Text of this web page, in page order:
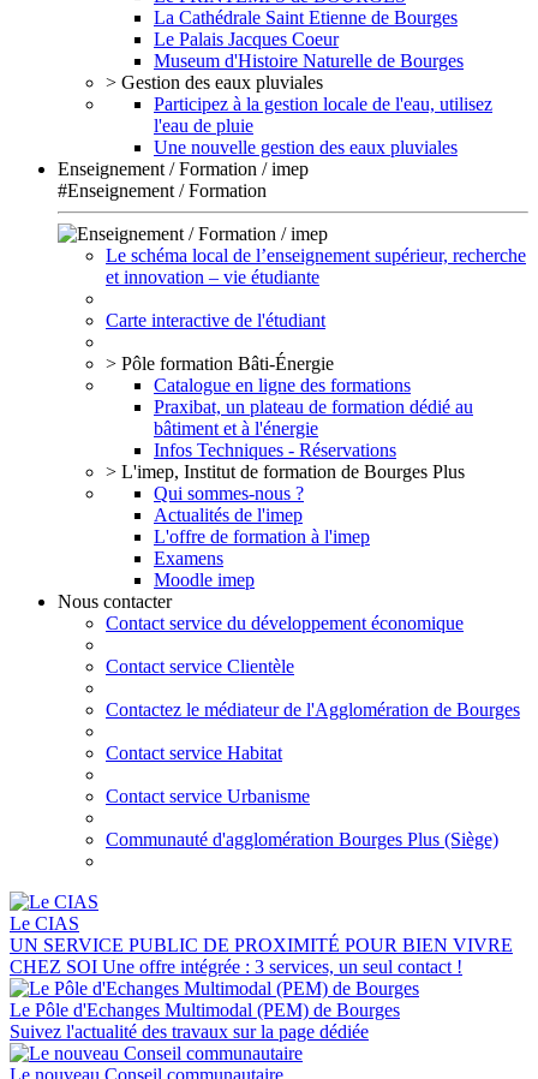
La Cathédrale Saint Etienne de Bourges
Le Palais Jacques Coeur
Museum d'Histoire Naturelle de Bourges
> Gestion des eaux pluviales
Participez à la gestion locale de l'eau, utilisez
l'eau de pluie
Une nouvelle gestion des eaux pluviales
Enseignement / Formation / imep
#Enseignement / Formation
Le schéma local de l’enseignement supérieur, recherche
et innovation – vie étudiante
Carte interactive de l'étudiant
> Pôle formation Bâti-Énergie
Catalogue en ligne des formations
Praxibat, un plateau de formation dédié au
bâtiment et à l'énergie
Infos Techniques - Réservations
> L'imep, Institut de formation de Bourges Plus
Qui sommes-nous ?
Actualités de l'imep
L'offre de formation à l'imep
Examens
Moodle imep
Nous contacter
Contact service du développement économique
Contact service Clientèle
Contactez le médiateur de l'Agglomération de Bourges
Contact service Habitat
Contact service Urbanisme
Communauté d'agglomération Bourges Plus (Siège)
Le CIAS
UN SERVICE PUBLIC DE PROXIMITÉ POUR BIEN VIVRE
CHEZ SOI Une offre intégrée : 3 services, un seul contact !
Le Pôle d'Echanges Multimodal (PEM) de Bourges
Suivez l'actualité des travaux sur la page dédiée
Le nouveau Conseil communautaire